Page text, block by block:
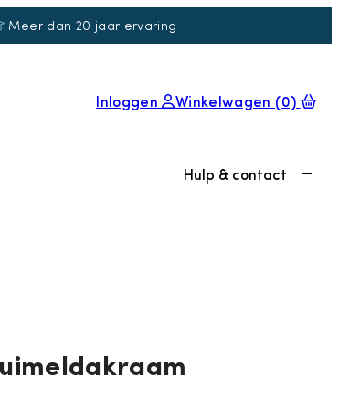
Meer dan 20 jaar ervaring
Inloggen Winkelwagen (0)
Hulp & contact